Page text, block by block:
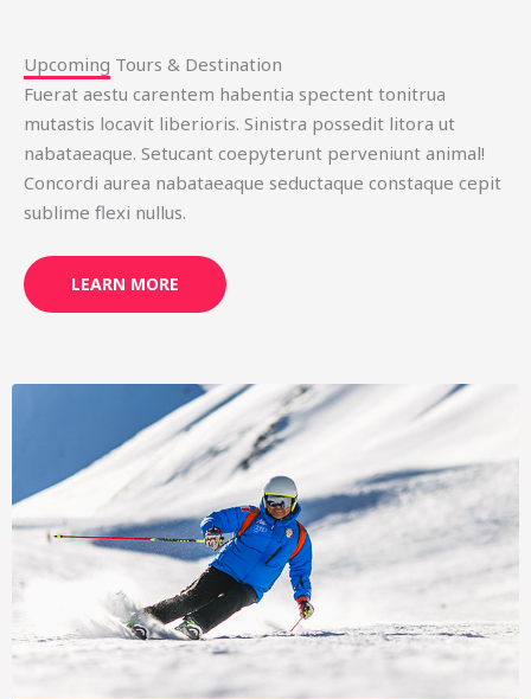
Upcoming Tours & Destination
Fuerat aestu carentem habentia spectent tonitrua
mutastis locavit liberioris. Sinistra possedit litora ut
nabataeaque. Setucant coepyterunt perveniunt animal!
Concordi aurea nabataeaque seductaque constaque cepit
sublime flexi nullus.
LEARN MORE